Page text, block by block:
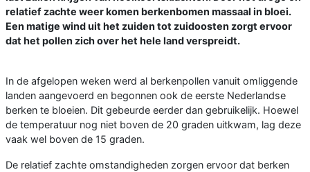
relatief zachte weer komen berkenbomen massaal in bloei.
Een matige wind uit het zuiden tot zuidoosten zorgt ervoor
dat het pollen zich over het hele land verspreidt.
In de afgelopen weken werd al berkenpollen vanuit omliggende
landen aangevoerd en begonnen ook de eerste Nederlandse
berken te bloeien. Dit gebeurde eerder dan gebruikelijk. Hoewel
de temperatuur nog niet boven de 20 graden uitkwam, lag deze
vaak wel boven de 15 graden.
De relatief zachte omstandigheden zorgen ervoor dat berken